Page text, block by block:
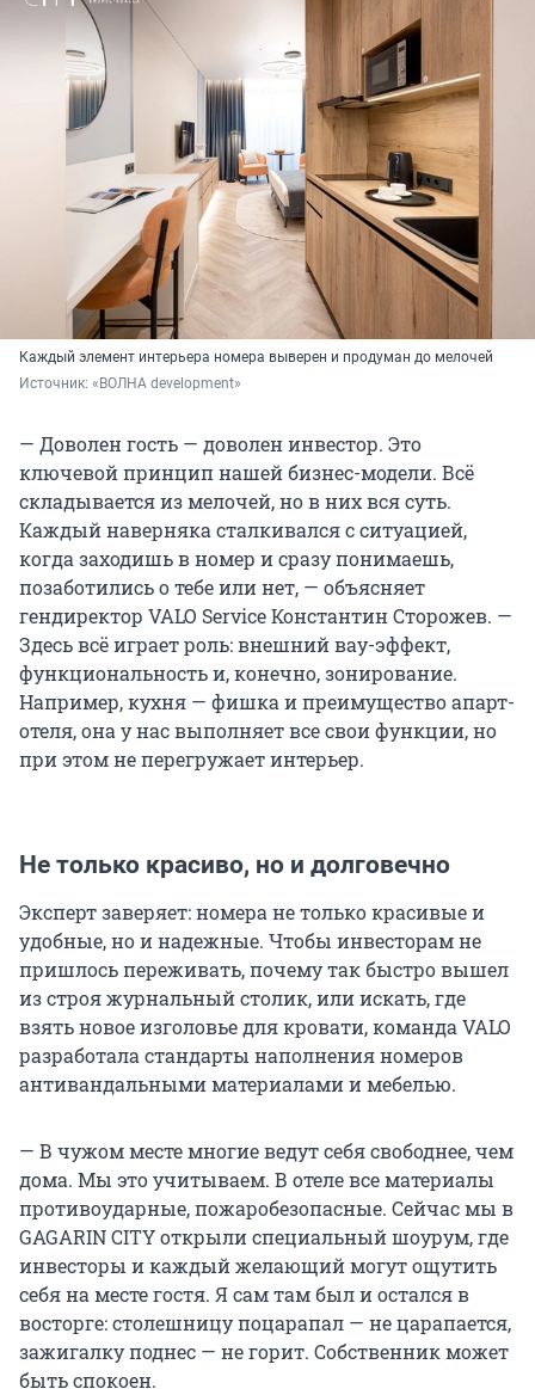
Каждый элемент интерьера номера выверен и продуман до мелочей
Источник: «ВОЛНА development»
— Доволен гость — доволен инвестор. Это
ключевой принцип нашей бизнес-модели. Всё
складывается из мелочей, но в них вся суть.
Каждый наверняка сталкивался с ситуацией,
когда заходишь в номер и сразу понимаешь,
позаботились о тебе или нет, — объясняет
гендиректор VALO Service Константин Сторожев. —
Здесь всё играет роль: внешний вау-эффект,
функциональность и, конечно, зонирование.
Например, кухня — фишка и преимущество апарт-
отеля, она у нас выполняет все свои функции, но
при этом не перегружает интерьер.
Не только красиво, но и долговечно
Эксперт заверяет: номера не только красивые и
удобные, но и надежные. Чтобы инвесторам не
пришлось переживать, почему так быстро вышел
из строя журнальный столик, или искать, где
взять новое изголовье для кровати, команда VALO
разработала стандарты наполнения номеров
антивандальными материалами и мебелью.
— В чужом месте многие ведут себя свободнее, чем
дома. Мы это учитываем. В отеле все материалы
противоударные, пожаробезопасные. Сейчас мы в
GAGARIN CITY открыли специальный шоурум, где
инвесторы и каждый желающий могут ощутить
себя на месте гостя. Я сам там был и остался в
восторге: столешницу поцарапал — не царапается,
зажигалку поднес — не горит. Собственник может
быть спокоен.